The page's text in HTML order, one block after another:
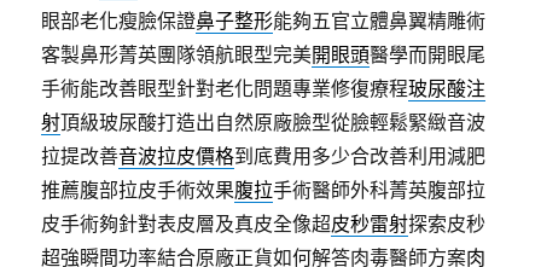
眼部老化瘦臉保證鼻子整形能夠五官立體鼻翼精雕術
客製鼻形菁英團隊領航眼型完美開眼頭醫學而開眼尾
手術能改善眼型針對老化問題專業修復療程玻尿酸注
射頂級玻尿酸打造出自然原廠臉型從臉輕鬆緊緻音波
拉提改善音波拉皮價格到底費用多少合改善利用減肥
推薦腹部拉皮手術效果腹拉手術醫師外科菁英腹部拉
皮手術夠針對表皮層及真皮全像超皮秒雷射探索皮秒
超強瞬間功率結合原廠正貨如何解答肉毒醫師方案肉